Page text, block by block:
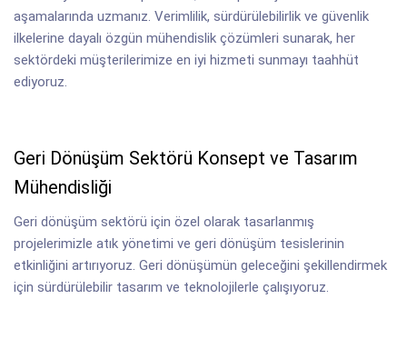
aşamalarında uzmanız. Verimlilik, sürdürülebilirlik ve güvenlik
ilkelerine dayalı özgün mühendislik çözümleri sunarak, her
sektördeki müşterilerimize en iyi hizmeti sunmayı taahhüt
ediyoruz.
Geri Dönüşüm Sektörü Konsept ve Tasarım
Mühendisliği
Geri dönüşüm sektörü için özel olarak tasarlanmış
projelerimizle atık yönetimi ve geri dönüşüm tesislerinin
etkinliğini artırıyoruz. Geri dönüşümün geleceğini şekillendirmek
için sürdürülebilir tasarım ve teknolojilerle çalışıyoruz.